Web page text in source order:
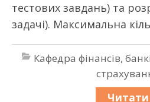
тестових завдань) та
задачі). Максимальна
Кафедра фінансів,
Читати